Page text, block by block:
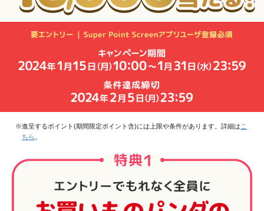
※進呈するポイント(期間限定ポイント含)には上限や条件があります。詳細は こ
ちら